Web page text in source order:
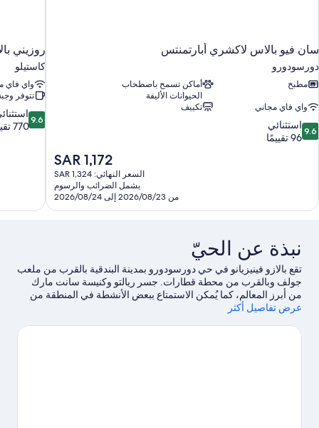
سان فيو بالاس لاكشري أبارتمنتس
دورسودورو
مطبخ
أماكن تسمح باصطحاب
الحيوانات الأليفة
واي فاي مجاني
تكييف
9.6
من
9.6 استثنائي
96 تقييمًا
السعر
الحالي
هو
SAR
1,172
SAR 1,172
السعر النهائي: SAR 1,324
يشمل الضرائب والرسوم
من 2026/08/23 إلى 2026/08/24
روزيني
كاستيلو
واي فاي
تتوفر
9.6
من
9.6
770 تقييمًا
نبذة عن الحيّ
تقع بالازو فينيزيانو في حي دورسودورو بمدينة البندقية بالقرب من ملعب
جولف وبالقرب من محطة قطارات. جسر ريالتو وكنيسة سانت مارك
من أبرز المعالم، كما يُمكن الاستمتاع ببعض الأنشطة في المنطقة من
خلال ميناء البندقية وترونتشيتو وواترباس ستوب.لا تفوت زيارة كل من
المعالم السياحية.
عرض تفاصيل أكثر